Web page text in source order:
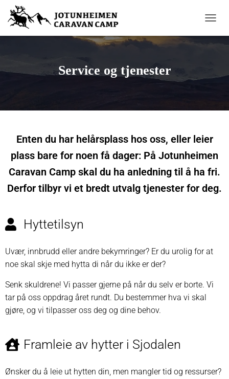
I
I
G
S
O
Service og tjenester
Enten du har helårsplass hos oss, eller leier
plass bare for noen få dager: På Jotunheimen
Caravan Camp skal du ha anledning til å ha fri.
Derfor tilbyr vi et bredt utvalg tjenester for deg.
Hyttetilsyn
Uvær, innbrudd eller andre bekymringer? Er du urolig for at
noe skal skje med hytta di når du ikke er der?
Senk skuldrene! Vi passer gjerne på når du selv er borte. Vi
tar på oss oppdrag året rundt. Du bestemmer hva vi skal
gjøre, og vi tilpasser oss deg og dine behov.
Framleie av hytter i Sjodalen
Ønsker du å leie ut hytten din, men mangler tid og ressurser?